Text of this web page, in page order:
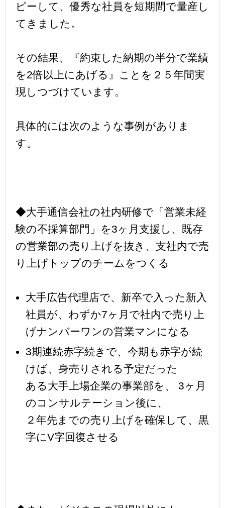
ピーして、優秀な社員を短期間で量産し
てきました。
その結果、『約束した納期の半分で業績
を2倍以上にあげる』ことを２５年間実
現しつづけています。
具体的には次のような事例がありま
す。
◆大手通信会社の社内研修で「営業未経
験の不採算部門」を3ヶ月支援し、既存
の営業部の売り上げを抜き、支社内で売
り上げトップのチームをつくる
大手広告代理店で、新卒で入った新入
社員が、わずか7ヶ月で社内で売り上
げナンバーワンの営業マンになる
3期連続赤字続きで、今期も赤字が続
けば、身売りされる予定だった
ある大手上場企業の事業部を、 3ヶ月
のコンサルテーション後に、
２年先までの売り上げを確保して、黒
字にV字回復させる